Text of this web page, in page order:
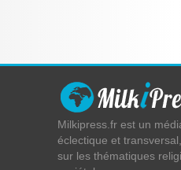
Milkipress.fr est un
éclectique et
sur les thématiques